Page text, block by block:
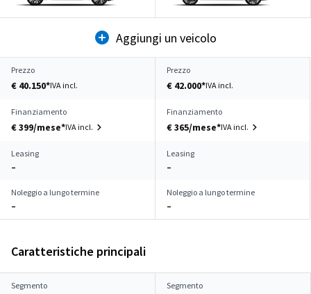
Aggiungi un veicolo
Prezzo
€ 40.150*IVA incl.
Prezzo
€ 42.000*IVA incl.
Finanziamento
€ 399/mese*IVA incl.
Finanziamento
€ 365/mese*IVA incl.
Leasing
–
Leasing
–
Noleggio a lungo termine
–
Noleggio a lungo termine
–
Caratteristiche principali
Segmento Segmento